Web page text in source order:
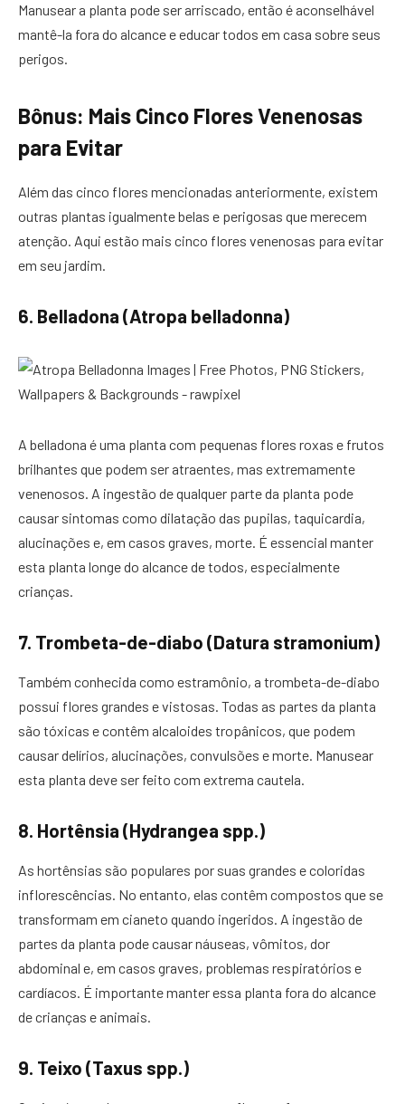
Manusear a planta pode ser arriscado, então é aconselhável
mantê-la fora do alcance e educar todos em casa sobre seus
perigos.
Bônus: Mais Cinco Flores Venenosas
para Evitar
Além das cinco flores mencionadas anteriormente, existem
outras plantas igualmente belas e perigosas que merecem
atenção. Aqui estão mais cinco flores venenosas para evitar
em seu jardim.
6. Belladona (Atropa belladonna)
A belladona é uma planta com pequenas flores roxas e frutos
brilhantes que podem ser atraentes, mas extremamente
venenosos. A ingestão de qualquer parte da planta pode
causar sintomas como dilatação das pupilas, taquicardia,
alucinações e, em casos graves, morte. É essencial manter
esta planta longe do alcance de todos, especialmente
crianças.
7. Trombeta-de-diabo (Datura stramonium)
Também conhecida como estramônio, a trombeta-de-diabo
possui flores grandes e vistosas. Todas as partes da planta
são tóxicas e contêm alcaloides tropânicos, que podem
causar delírios, alucinações, convulsões e morte. Manusear
esta planta deve ser feito com extrema cautela.
8. Hortênsia (Hydrangea spp.)
As hortênsias são populares por suas grandes e coloridas
inflorescências. No entanto, elas contêm compostos que se
transformam em cianeto quando ingeridos. A ingestão de
partes da planta pode causar náuseas, vômitos, dor
abdominal e, em casos graves, problemas respiratórios e
cardíacos. É importante manter essa planta fora do alcance
de crianças e animais.
9. Teixo (Taxus spp.)